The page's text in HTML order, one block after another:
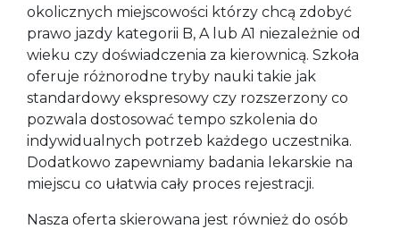
okolicznych miejscowości którzy chcą zdobyć
prawo jazdy kategorii B, A lub A1 niezależnie od
wieku czy doświadczenia za kierownicą. Szkoła
oferuje różnorodne tryby nauki takie jak
standardowy ekspresowy czy rozszerzony co
pozwala dostosować tempo szkolenia do
indywidualnych potrzeb każdego uczestnika.
Dodatkowo zapewniamy badania lekarskie na
miejscu co ułatwia cały proces rejestracji.
Nasza oferta skierowana jest również do osób